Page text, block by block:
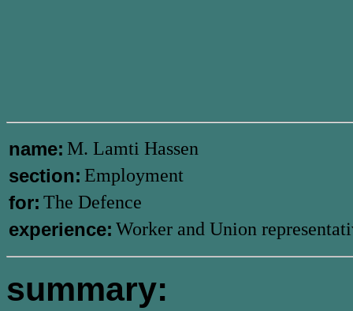
name: M. Lamti Hassen
section: Employment
for: The Defence
experience: Worker and Union
summary: